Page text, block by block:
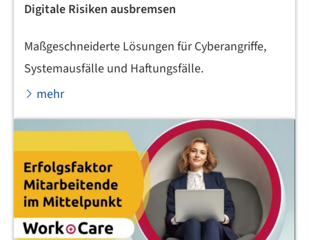
Digitale Risiken ausbremsen
Maßgeschneiderte Lösungen für Cyberangriffe,
Systemausfälle und Haftungsfälle.
mehr